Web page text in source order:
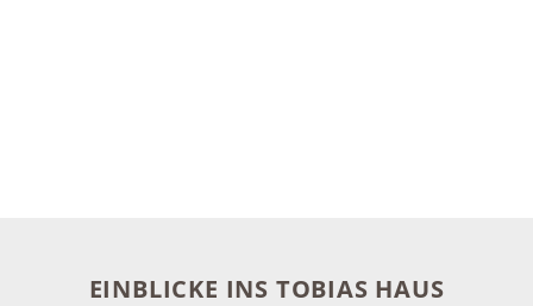
EINBLICKE INS TOBIAS HAUS